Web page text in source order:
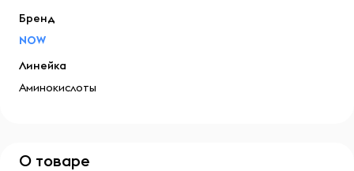
Бренд
NOW
Линейка
Аминокислоты
О товаре